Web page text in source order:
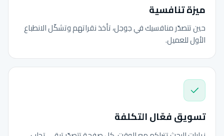
ميزة تنافسية
حين تتصدّر منافسيك في جوجل، تأخذ نقراتهم وتشكّل الانطباع
الأول للعميل.
تسويق فعّال التكلفة